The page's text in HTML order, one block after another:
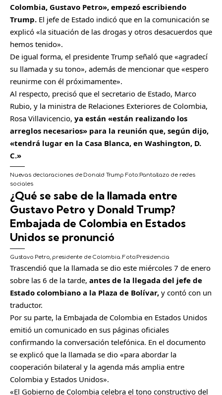
Colombia, Gustavo Petro», empezó escribiendo
Trump. El jefe de Estado indicó que en la comunicación se
explicó «la situación de las drogas y otros desacuerdos que
hemos tenido».
De igual forma, el presidente Trump señaló que «agradecí
su llamada y su tono», además de mencionar que «espero
reunirme con él próximamente».
Al respecto, precisó que el secretario de Estado, Marco
Rubio, y la ministra de Relaciones Exteriores de Colombia,
Rosa Villavicencio, ya están «están realizando los
arreglos necesarios» para la reunión que, según dijo,
«tendrá lugar en la Casa Blanca, en Washington, D.
C.»
Nuevas declaraciones de Donald Trump Foto:Pantallazo de redes
sociales
¿Qué se sabe de la llamada entre
Gustavo Petro y Donald Trump?
Embajada de Colombia en Estados
Unidos se pronunció
Gustavo Petro, presidente de Colombia.Foto:Presidencia
Trascendió que la llamada se dio este miércoles 7 de enero
sobre las 6 de la tarde, antes de la llegada del jefe de
Estado colombiano a la Plaza de Bolívar, y contó con un
traductor.
Por su parte, la Embajada de Colombia en Estados Unidos
emitió un comunicado en sus páginas oficiales
confirmando la conversación telefónica. En el documento
se explicó que la llamada se dio «para abordar la
cooperación bilateral y la agenda más amplia entre
Colombia y Estados Unidos».
«El Gobierno de Colombia celebra el tono constructivo del